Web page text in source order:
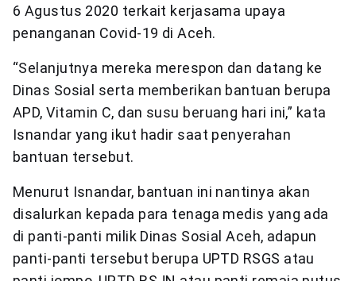
6 Agustus 2020 terkait kerjasama upaya
penanganan Covid-19 di Aceh.
“Selanjutnya mereka merespon dan datang ke
Dinas Sosial serta memberikan bantuan berupa
APD, Vitamin C, dan susu beruang hari ini,” kata
Isnandar yang ikut hadir saat penyerahan
bantuan tersebut.
Menurut Isnandar, bantuan ini nantinya akan
disalurkan kepada para tenaga medis yang ada
di panti-panti milik Dinas Sosial Aceh, adapun
panti-panti tersebut berupa UPTD RSGS atau